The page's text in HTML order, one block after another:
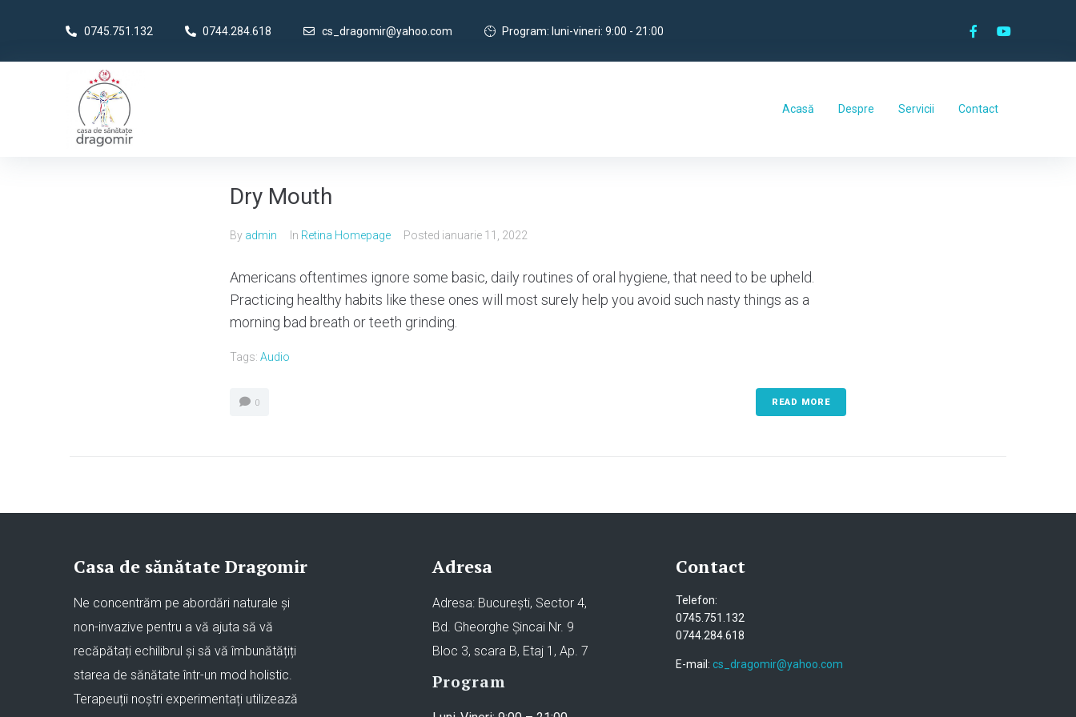
0745.751.132 0744.284.618 cs_dragomir@yahoo.com Program: luni-vineri: 9:00 - 21:00
Acasă Despre Servicii Contact
Dry Mouth
By admin In Retina Homepage Posted ianuarie 11, 2022
Americans oftentimes ignore some basic, daily routines of oral hygiene, that need to be upheld.
Practicing healthy habits like these ones will most surely help you avoid such nasty things as a
morning bad breath or teeth grinding.
Tags: Audio
0 READ MORE
Casa de sănătate Dragomir
Ne concentrăm pe abordări naturale și
non-invazive pentru a vă ajuta să vă
recăpătați echilibrul și să vă îmbunătățiți
starea de sănătate într-un mod holistic.
Terapeuții noștri experimentați utilizează
Adresa
Adresa: București, Sector 4,
Bd. Gheorghe Șincai Nr. 9
Bloc 3, scara B, Etaj 1, Ap. 7
Program
Contact
Telefon:
0745.751.132
0744.284.618
E-mail: cs_dragomir@yahoo.com